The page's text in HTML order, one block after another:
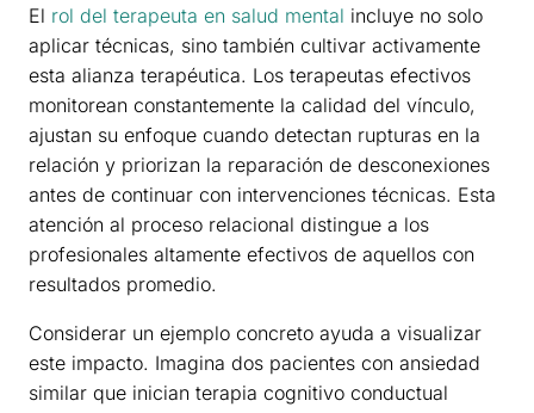
El rol del terapeuta en salud mental incluye no solo
aplicar técnicas, sino también cultivar activamente
esta alianza terapéutica. Los terapeutas efectivos
monitorean constantemente la calidad del vínculo,
ajustan su enfoque cuando detectan rupturas en la
relación y priorizan la reparación de desconexiones
antes de continuar con intervenciones técnicas. Esta
atención al proceso relacional distingue a los
profesionales altamente efectivos de aquellos con
resultados promedio.
Considerar un ejemplo concreto ayuda a visualizar
este impacto. Imagina dos pacientes con ansiedad
similar que inician terapia cognitivo conductual